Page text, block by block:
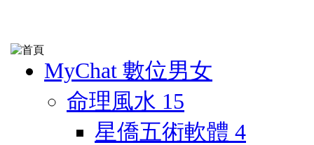
MyChat 數位男女
命理風水 15
星僑五術軟體 4